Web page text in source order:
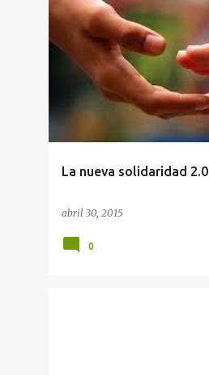
La nueva solidaridad 2.0
abril 30, 2015
0